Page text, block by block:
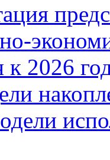
к 2026